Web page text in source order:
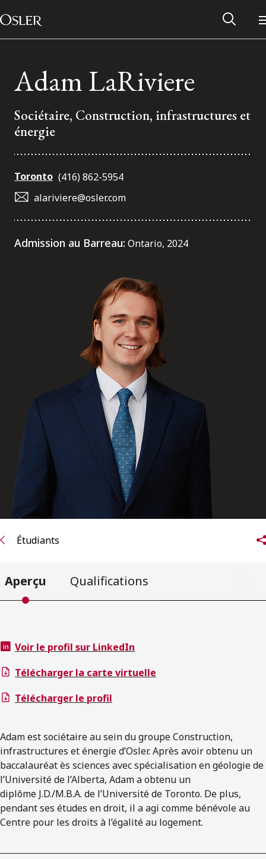
Passer au contenu
Main Navigation
Réseau des anciens d’Osler
Contactez-nous
S’abonner aux articles Osler
Adam LaRiviere
Sociétaire, Construction, infrastructures et
énergie
Toronto (416) 862-5954
alariviere@osler.com
Admission au Barreau: Ontario, 2024
Étudiants
Aperçu Qualifications
Voir le profil sur LinkedIn
Télécharger la carte virtuelle
Télécharger le profil
Adam est sociétaire au sein du groupe Construction,
infrastructures et énergie d’Osler. Après avoir obtenu un
baccalauréat ès sciences avec spécialisation en géologie de
l’Université de l’Alberta, Adam a obtenu un
diplôme J.D./M.B.A. de l’Université de Toronto. De plus,
pendant ses études en droit, il a agi comme bénévole au
Centre pour les droits à l’égalité au logement.